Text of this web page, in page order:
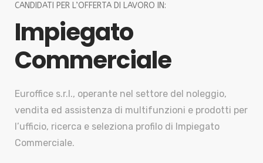
CANDIDATI PER L’OFFERTA DI LAVORO IN:
Impiegato
Commerciale
Euroffice s.r.l., operante nel settore del noleggio,
vendita ed assistenza di multifunzioni e prodotti per
l’ufficio, ricerca e seleziona profilo di Impiegato
Commerciale.